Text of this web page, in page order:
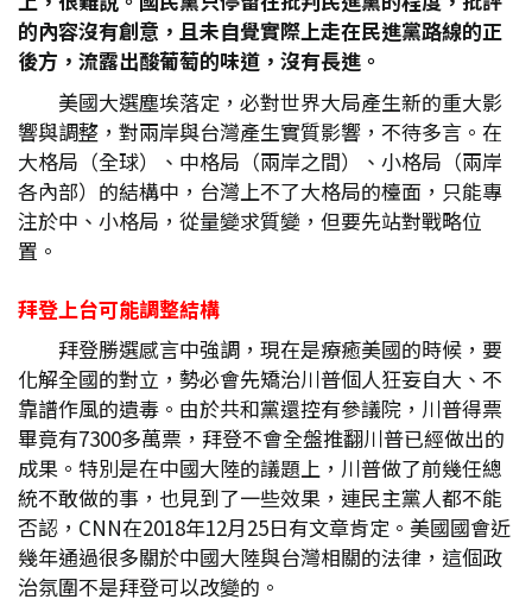
的內容沒有創意，且未自覺實際上走在民進黨路線的正
後方，流露出酸葡萄的味道，沒有長進。
美國大選塵埃落定，必對世界大局產生新的重大影
響與調整，對兩岸與台灣產生實質影響，不待多言。在
大格局（全球）、中格局（兩岸之間）、小格局（兩岸
各內部）的結構中，台灣上不了大格局的檯面，只能專
注於中、小格局，從量變求質變，但要先站對戰略位
置。
拜登上台可能調整結構
拜登勝選感言中強調，現在是療癒美國的時候，要
化解全國的對立，勢必會先矯治川普個人狂妄自大、不
靠譜作風的遺毒。由於共和黨還控有參議院，川普得票
畢竟有7300多萬票，拜登不會全盤推翻川普已經做出的
成果。特別是在中國大陸的議題上，川普做了前幾任總
統不敢做的事，也見到了一些效果，連民主黨人都不能
否認，CNN在2018年12月25日有文章肯定。美國國會近
幾年通過很多關於中國大陸與台灣相關的法律，這個政
治氛圍不是拜登可以改變的。